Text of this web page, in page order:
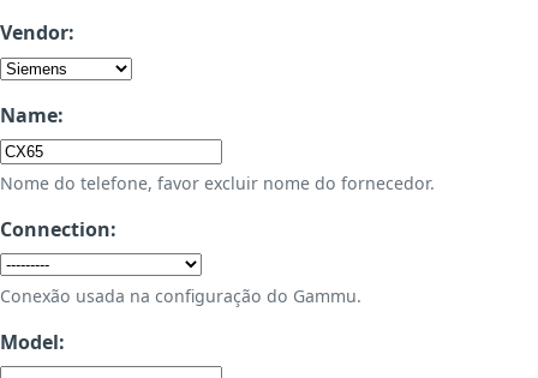
Vendor:
Name:
Nome do telefone, favor excluir nome do fornecedor.
Connection:
Conexão usada na configuração do Gammu.
Model: